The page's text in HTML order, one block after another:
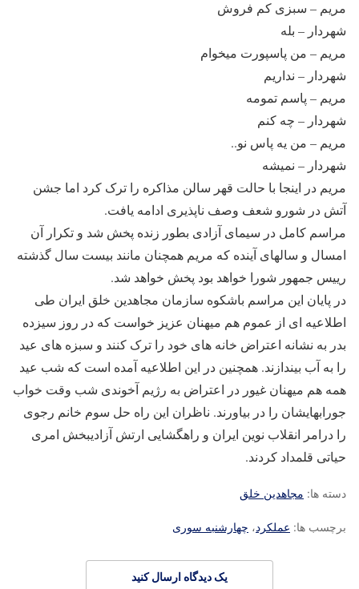
مریم – سبزی کم فروش
شهردار – بله
مریم – من پاسپورت میخوام
شهردار – نداریم
مریم – پاسم تمومه
شهردار – چه کنم
مریم – من یه پاس نو..
شهردار – نمیشه
مریم در اینجا با حالت قهر سالن مذاکره را ترک کرد اما جشن
آتش در شورو شعف وصف ناپذیری ادامه یافت.
مراسم کامل در سیمای آزادی بطور زنده پخش شد و تکرار آن
امسال و سالهای آینده که مریم همچنان مانند بیست سال گذشته
رییس جمهور شورا خواهد بود پخش خواهد شد.
در پایان این مراسم باشکوه سازمان مجاهدین خلق ایران طی
اطلاعیه ای از عموم هم میهنان عزیز خواست که در روز سیزده
بدر به نشانه اعتراض خانه های خود را ترک کنند و سبزه های عید
را به آب بیندازند. همچنین در این اطلاعیه آمده است که شب عید
همه هم میهنان غیور در اعتراض به رژیم آخوندی شب وقت خواب
جورابهایشان را در بیاورند. ناظران این راه حل سوم خانم رجوی
را درامر انقلاب نوین ایران و راهگشایی ارتش آزادیبخش امری
حیاتی قلمداد کردند.
دسته ها: مجاهدین خلق
برچسب ها: عملکرد، چهارشنبه سوری
یک دیدگاه ارسال کنید